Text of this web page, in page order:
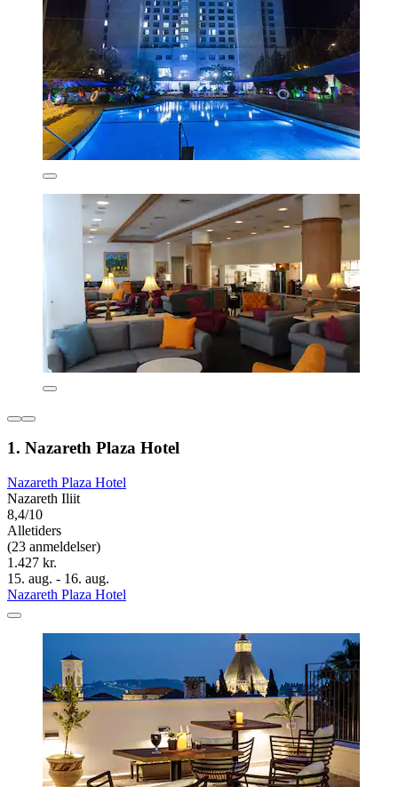
1. Nazareth Plaza Hotel
Nazareth Plaza Hotel
Nazareth Iliit
8,4/10
Alletiders
(23 anmeldelser)
1.427 kr.
15. aug. - 16. aug.
Nazareth Plaza Hotel